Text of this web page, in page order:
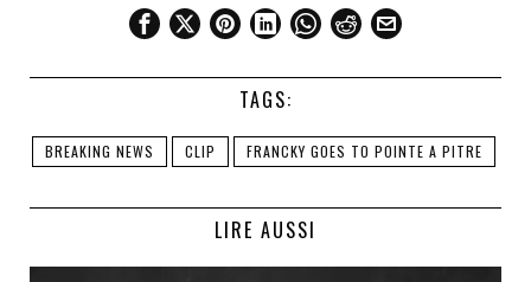
TAGS:
BREAKING NEWS CLIP FRANCKY GOES TO POINTE A PITRE
LIRE AUSSI